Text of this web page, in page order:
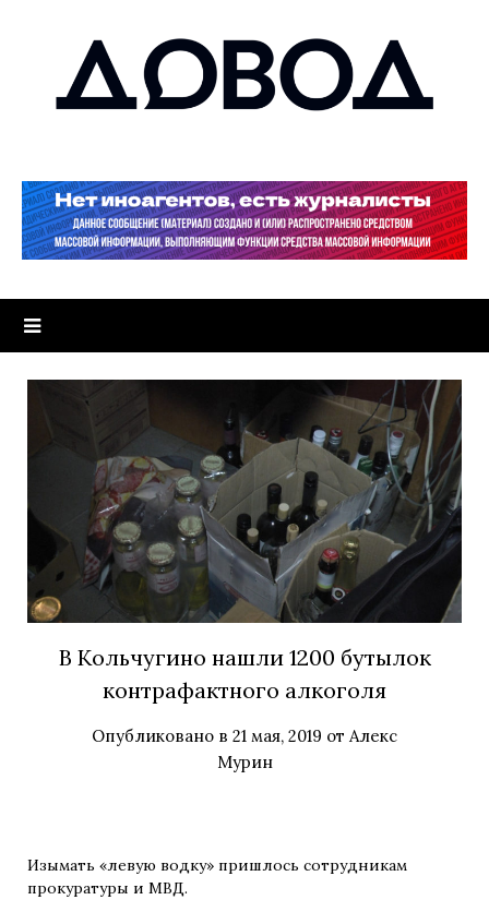
В Кольчугино нашли 1200 бутылок
контрафактного алкоголя
Опубликовано в 21 мая, 2019 от Алекс
Мурин
Изымать «левую водку» пришлось сотрудникам
прокуратуры и МВД.